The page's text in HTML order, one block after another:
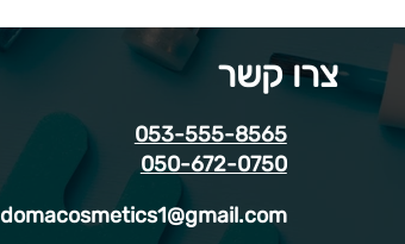
צרו קשר
053-555-8565
050-672-0750
domacosmetics1@gmail.com